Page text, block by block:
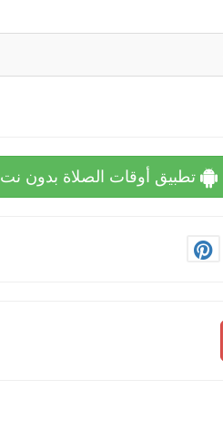
تطبيق أوقات الصلاة بدون نت